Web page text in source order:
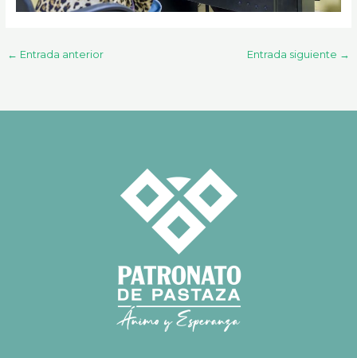
← Entrada anterior Entrada siguiente →